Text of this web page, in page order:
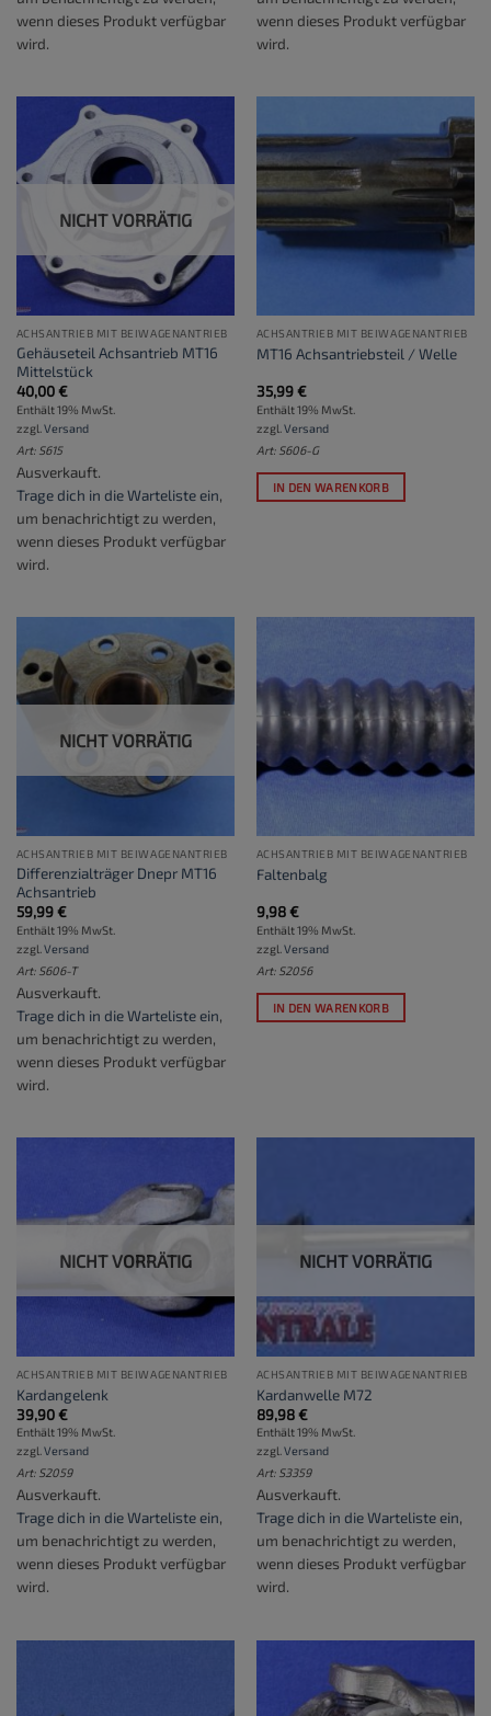
wenn dieses Produkt verfügbar
wird.
wenn dieses Produkt verfügbar
wird.
NICHT VORRÄTIG
ACHSANTRIEB MIT BEIWAGENANTRIEB
Gehäuseteil Achsantrieb MT16
Mittelstück
40,00€
Enthält 19% MwSt.
zzgl. Versand
Art: S615
Ausverkauft.
Trage dich in die Warteliste ein,
um benachrichtigt zu werden,
wenn dieses Produkt verfügbar
wird.
ACHSANTRIEB MIT BEIWAGENANTRIEB
MT16 Achsantriebsteil / Welle
35,99€
Enthält 19% MwSt.
zzgl. Versand
Art: S606-G
IN DEN WARENKORB
NICHT VORRÄTIG
ACHSANTRIEB MIT BEIWAGENANTRIEB
Differenzialträger Dnepr MT16
Achsantrieb
59,99€
Enthält 19% MwSt.
zzgl. Versand
Art: S606-T
Ausverkauft.
Trage dich in die Warteliste ein,
um benachrichtigt zu werden,
wenn dieses Produkt verfügbar
wird.
ACHSANTRIEB MIT BEIWAGENANTRIEB
Faltenbalg
9,98€
Enthält 19% MwSt.
zzgl. Versand
Art: S2056
IN DEN WARENKORB
NICHT VORRÄTIG
ACHSANTRIEB MIT BEIWAGENANTRIEB
Kardangelenk
39,90€
Enthält 19% MwSt.
zzgl. Versand
Art: S2059
Ausverkauft.
Trage dich in die Warteliste ein,
um benachrichtigt zu werden,
wenn dieses Produkt verfügbar
wird.
NICHT VORRÄTIG
ACHSANTRIEB MIT BEIWAGENANTRIEB
Kardanwelle M72
89,98€
Enthält 19% MwSt.
zzgl. Versand
Art: S3359
Ausverkauft.
Trage dich in die Warteliste ein,
um benachrichtigt zu werden,
wenn dieses Produkt verfügbar
wird.